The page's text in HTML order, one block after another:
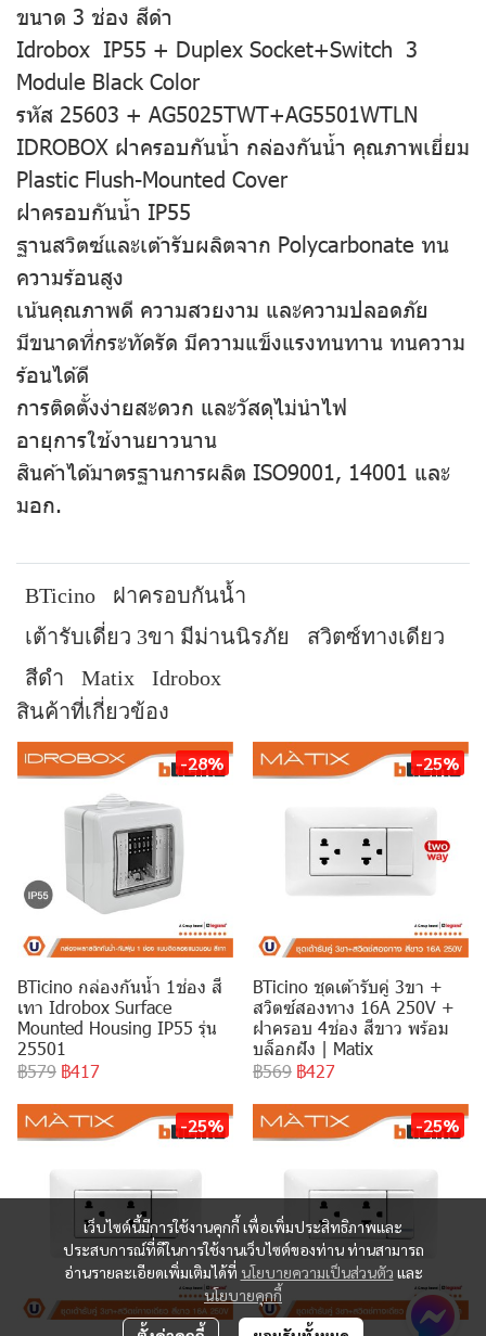
ขนาด 3 ช่อง สีดำ
Idrobox IP55 + Duplex Socket+Switch 3
Module Black Color
รหัส 25603 + AG5025TWT+AG5501WTLN
IDROBOX ฝาครอบกันน้ำ กล่องกันน้ำ คุณภาพเยี่ยม
Plastic Flush-Mounted Cover
ฝาครอบกันน้ำ IP55
ฐานสวิตซ์และเต้ารับผลิตจาก Polycarbonate ทน
ความร้อนสูง
เน้นคุณภาพดี ความสวยงาม และความปลอดภัย
มีขนาดที่กระทัดรัด มีความแข็งแรงทนทาน ทนความ
ร้อนได้ดี
การติดตั้งง่ายสะดวก และวัสดุไม่นำไฟ
อายุการใช้งานยาวนาน
สินค้าได้มาตรฐานการผลิต ISO9001, 14001 และ
มอก.
BTicino
ฝาครอบกันน้ำ
เต้ารับเดี่ยว 3ขา มีม่านนิรภัย
สวิตซ์ทางเดียว
สีดำ
Matix
Idrobox
สินค้าที่เกี่ยวข้อง
-28%
BTicino กล่องกันน้ำ 1ช่อง สี
เทา Idrobox Surface
Mounted Housing IP55 รุ่น
25501
฿579 ฿417
-25%
BTicino ชุดเต้ารับคู่ 3ขา +
สวิตซ์สองทาง 16A 250V +
ฝาครอบ 4ช่อง สีขาว พร้อม
บล็อกฝัง | Matix
฿569 ฿427
-25% -25%
เว็บไซต์นี้มีการใช้งานคุกกี้ เพื่อเพิ่มประสิทธิภาพและ
ประสบการณ์ที่ดีในการใช้งานเว็บไซต์ของท่าน ท่านสามารถ
อ่านรายละเอียดเพิ่มเติมได้ที่ นโยบายความเป็นส่วนตัว และ
นโยบายคุกกี้